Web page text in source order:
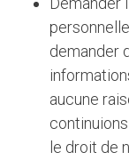
demander
aucune
le droit de